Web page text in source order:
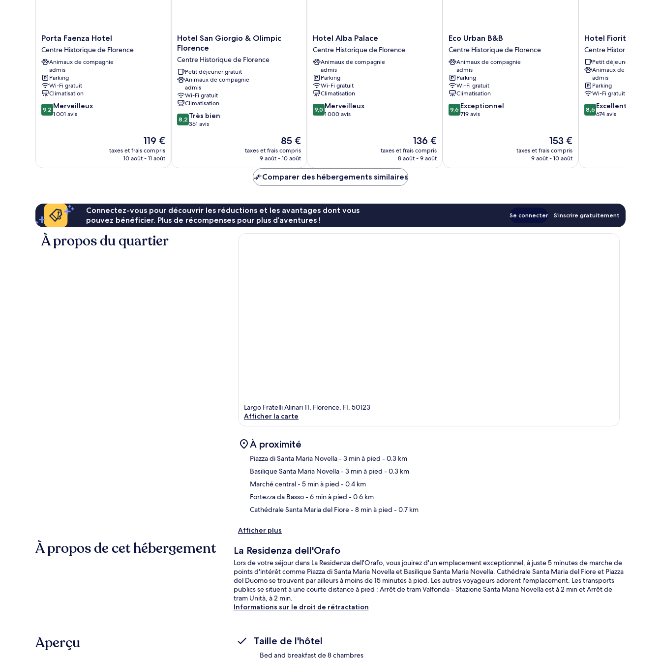
Porta
Faenza
Hotel
Centre
Historique
de
Florence
Porta Faenza Hotel
Centre Historique de Florence
Animaux de compagnie
admis
Parking
Wi-Fi gratuit
Climatisation
9.2
sur
9,2 Merveilleux
1 001 avis
Le
nouveau
prix
119 €
taxes et frais compris
10 août - 11 août
Hotel
San
&
Olimpic
Florence
Centre
Historique
de
Florence
Hotel San Giorgio & Olimpic
Florence
Centre Historique de Florence
Petit déjeuner gratuit
Animaux de compagnie
admis
Wi-Fi gratuit
Climatisation
8.2
sur
8,2 Très bien
361 avis
Le
nouveau
prix
de
85 €
85 €
taxes et frais compris
9 août - 10 août
Hotel
Alba
Palace
Centre
Historique
de
Florence
Hotel Alba Palace
Centre Historique de Florence
Animaux de compagnie
admis
Parking
Wi-Fi gratuit
Climatisation
9.0
sur
9,0 Merveilleux
1 000 avis
Le
nouveau
prix
136 €
taxes et frais compris
8 août - 9 août
Eco
Urban
B&B
Centre
Historique
de
Florence
Eco Urban B&B
Centre Historique de Florence
Animaux de compagnie
admis
Parking
Wi-Fi gratuit
Climatisation
9.6
sur
9,6 Exceptionnel
719 avis
Le
nouveau
prix
153 €
taxes et frais compris
9 août - 10 août
Hotel
Fiorita
Centre
Historique
de
Florence
Hotel Fiorita
Centre Historique de
Petit déjeuner gratuit
Animaux de compagnie
admis
Parking
Wi-Fi gratuit
8.6
sur
8,6 Excellent
674 avis
Comparer des hébergements similaires
Connectez-vous pour découvrir les réductions et les avantages dont vous
pouvez bénéficier. Plus de récompenses pour plus d’aventures !
Se connecter S’inscrire gratuitement
À propos du quartier
Largo Fratelli Alinari 11, Florence, FI, 50123
Afficher la carte
À proximité
Piazza di Santa Maria Novella- 3 min à pied - 0.3 km
Basilique Santa Maria Novella- 3 min à pied - 0.3 km
Marché central- 5 min à pied - 0.4 km
Fortezza da Basso- 6 min à pied - 0.6 km
Cathédrale Santa Maria del Fiore- 8 min à pied - 0.7 km
Afficher plus
À propos de cet hébergement La Residenza dell'Orafo
Lors de votre séjour dans La Residenza dell'Orafo, vous jouirez d'un emplacement exceptionnel, à juste 5 minutes de marche de
points d'intérêt comme Piazza di Santa Maria Novella et Basilique Santa Maria Novella. Cathédrale Santa Maria del Fiore et Piazza
del Duomo se trouvent par ailleurs à moins de 15 minutes à pied. Les autres voyageurs adorent l'emplacement. Les transports
publics se situent à une courte distance à pied : Arrêt de tram Valfonda - Stazione Santa Maria Novella est à 2 min et Arrêt de
tram Unità, à 2 min.
Informations sur le droit de rétractation
Aperçu Taille de l'hôtel
Bed and breakfast de 8 chambres